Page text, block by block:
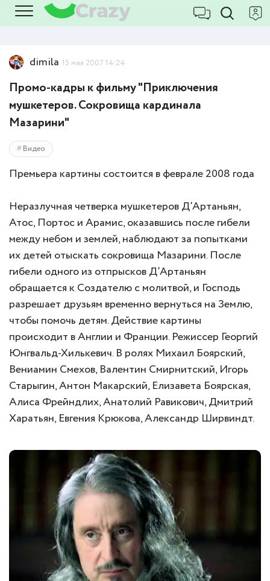
dimila 15 мая 2007 14:24
Промо-кадры к фильму "Приключения
мушкетеров. Сокровища кардинала
Мазарини"
Видео
Премьера картины состоится в феврале 2008 года
Неразлучная четверка мушкетеров Д’Артаньян,
Атос, Портос и Арамис, оказавшись после гибели
между небом и землей, наблюдают за попытками
их детей отыскать сокровища Мазарини. После
гибели одного из отпрысков Д’Артаньян
обращается к Создателю с молитвой, и Господь
разрешает друзьям временно вернуться на Землю,
чтобы помочь детям. Действие картины
происходит в Англии и Франции. Режиссер Георгий
Юнгвальд-Хилькевич. В ролях Михаил Боярский,
Вениамин Смехов, Валентин Смирнитский, Игорь
Старыгин, Антон Макарский, Елизавета Боярская,
Алиса Фрейндлих, Анатолий Равикович, Дмитрий
Харатьян, Евгения Крюкова, Александр Ширвиндт.